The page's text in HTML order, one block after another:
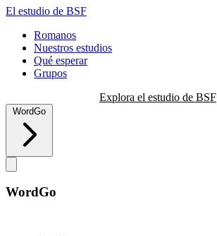
El estudio de BSF
Romanos
Nuestros estudios
Qué esperar
Grupos
Explora el estudio de BSF
WordGo
WordGo